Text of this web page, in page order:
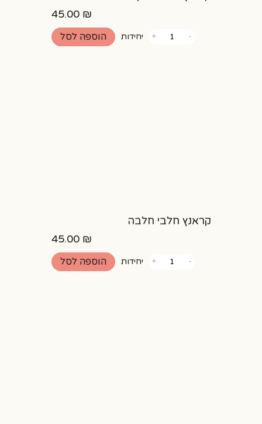
45.00 ₪
-של
+ יחידות הוספה לסל
קראנץ חלבי חלבה
45.00 ₪
-של
+ יחידות הוספה לסל